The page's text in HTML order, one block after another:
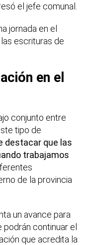
el jefe comunal.
jornada en el
escrituras de
en el
conjunto entre
tipo de
destacar que las
trabajamos
de la provincia
un avance para
continuar el
que acredita la